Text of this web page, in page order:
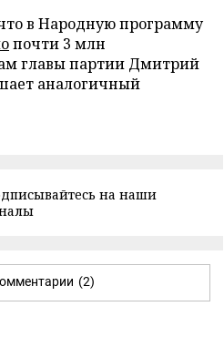
в Народную программу
почти 3 млн
главы партии Дмитрий
аналогичный
на наши
(2)